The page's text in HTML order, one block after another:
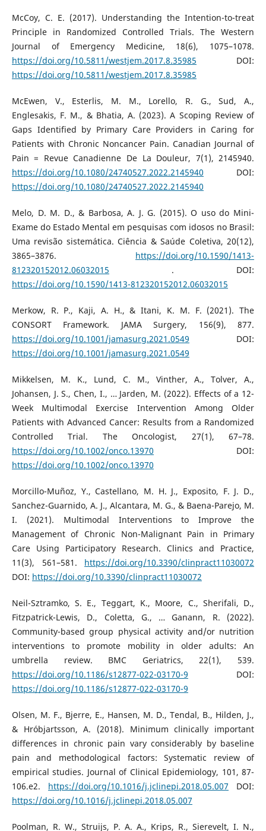
McCoy, C. E. (2017). Understanding the Intention-to-treat
Principle in Randomized Controlled Trials. The Western
Journal of Emergency Medicine, 18(6), 1075–1078.
https://doi.org/10.5811/westjem.2017.8.35985 DOI:
https://doi.org/10.5811/westjem.2017.8.35985
McEwen, V., Esterlis, M. M., Lorello, R. G., Sud, A.,
Englesakis, F. M., & Bhatia, A. (2023). A Scoping Review of
Gaps Identified by Primary Care Providers in Caring for
Patients with Chronic Noncancer Pain. Canadian Journal of
Pain = Revue Canadienne De La Douleur, 7(1), 2145940.
https://doi.org/10.1080/24740527.2022.2145940 DOI:
https://doi.org/10.1080/24740527.2022.2145940
Melo, D. M. D., & Barbosa, A. J. G. (2015). O uso do Mini-
Exame do Estado Mental em pesquisas com idosos no Brasil:
Uma revisão sistemática. Ciência & Saúde Coletiva, 20(12),
3865–3876. https://doi.org/10.1590/1413-
812320152012.06032015 . DOI:
https://doi.org/10.1590/1413-812320152012.06032015
Merkow, R. P., Kaji, A. H., & Itani, K. M. F. (2021). The
CONSORT Framework. JAMA Surgery, 156(9), 877.
https://doi.org/10.1001/jamasurg.2021.0549 DOI:
https://doi.org/10.1001/jamasurg.2021.0549
Mikkelsen, M. K., Lund, C. M., Vinther, A., Tolver, A.,
Johansen, J. S., Chen, I., … Jarden, M. (2022). Effects of a 12-
Week Multimodal Exercise Intervention Among Older
Patients with Advanced Cancer: Results from a Randomized
Controlled Trial. The Oncologist, 27(1), 67–78.
https://doi.org/10.1002/onco.13970 DOI:
https://doi.org/10.1002/onco.13970
Morcillo-Muñoz, Y., Castellano, M. H. J., Exposito, F. J. D.,
Sanchez-Guarnido, A. J., Alcantara, M. G., & Baena-Parejo, M.
I. (2021). Multimodal Interventions to Improve the
Management of Chronic Non-Malignant Pain in Primary
Care Using Participatory Research. Clinics and Practice,
11(3), 561–581. https://doi.org/10.3390/clinpract11030072
DOI: https://doi.org/10.3390/clinpract11030072
Neil-Sztramko, S. E., Teggart, K., Moore, C., Sherifali, D.,
Fitzpatrick-Lewis, D., Coletta, G., … Ganann, R. (2022).
Community-based group physical activity and/or nutrition
interventions to promote mobility in older adults: An
umbrella review. BMC Geriatrics, 22(1), 539.
https://doi.org/10.1186/s12877-022-03170-9 DOI:
https://doi.org/10.1186/s12877-022-03170-9
Olsen, M. F., Bjerre, E., Hansen, M. D., Tendal, B., Hilden, J.,
& Hróbjartsson, A. (2018). Minimum clinically important
differences in chronic pain vary considerably by baseline
pain and methodological factors: Systematic review of
empirical studies. Journal of Clinical Epidemiology, 101, 87-
106.e2. https://doi.org/10.1016/j.jclinepi.2018.05.007 DOI:
https://doi.org/10.1016/j.jclinepi.2018.05.007
Poolman, R. W., Struijs, P. A. A., Krips, R., Sierevelt, I. N.,